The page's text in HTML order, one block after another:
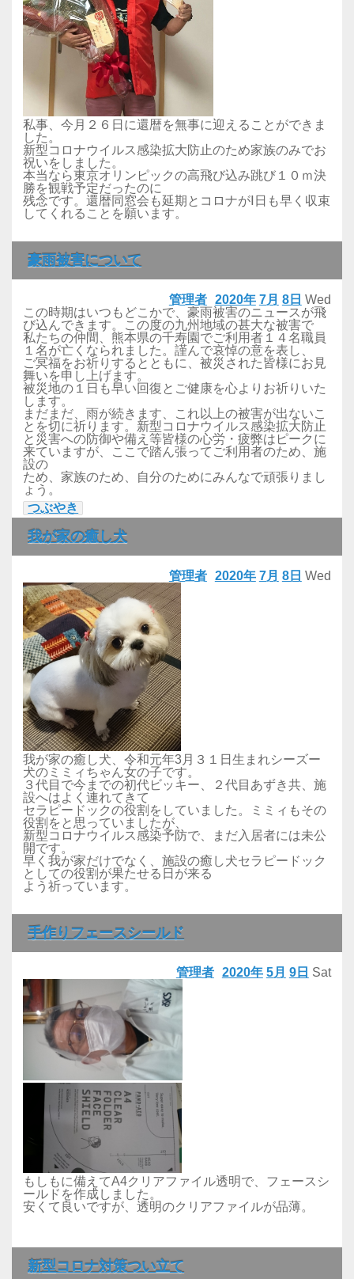
私事、今月２６日に還暦を無事に迎えることができま
した。
新型コロナウイルス感染拡大防止のため家族のみでお
祝いをしました。
本当なら東京オリンピックの高飛び込み跳び１０ｍ決
勝を観戦予定だったのに
残念です。還暦同窓会も延期とコロナがⅠ日も早く収束
してくれることを願います。
豪雨被害について
2020年 7月 8日 Wed
管理者
この時期はいつもどこかで、豪雨被害のニュースが飛
び込んできます。この度の九州地域の甚大な被害で
私たちの仲間、熊本県の千寿園でご利用者１４名職員
１名が亡くなられました。謹んで哀悼の意を表し、
ご冥福をお祈りするとともに、被災された皆様にお見
舞いを申し上げます。
被災地の１日も早い回復とご健康を心よりお祈りいた
します。
まだまだ、雨が続きます、これ以上の被害が出ないこ
とを切に祈ります。新型コロナウイルス感染拡大防止
と災害への防御や備え等皆様の心労・疲弊はピークに
来ていますが、ここで踏ん張ってご利用者のため、施
設の
ため、家族のため、自分のためにみんなで頑張りまし
ょう。
つぶやき
我が家の癒し犬
2020年 7月 8日 Wed
管理者
我が家の癒し犬、令和元年3月３１日生まれシーズー
犬のミミィちゃん女の子です。
３代目で今までの初代ビッキー、２代目あずき共、施
設へはよく連れてきて
セラピードックの役割をしていました。ミミィもその
役割をと思っていましたが、
新型コロナウイルス感染予防で、まだ入居者には未公
開です。
早く我が家だけでなく、施設の癒し犬セラピードック
としての役割が果たせる日が来る
よう祈っています。
手作りフェースシールド
2020年 5月 9日 Sat
管理者
もしもに備えてA4クリアファイル透明で、フェースシ
ールドを作成しました。
安くて良いですが、透明のクリアファイルが品薄。
新型コロナ対策つい立て